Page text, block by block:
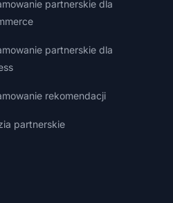
partnerskie dla
partnerskie dla
rekomendacji
partnerskie